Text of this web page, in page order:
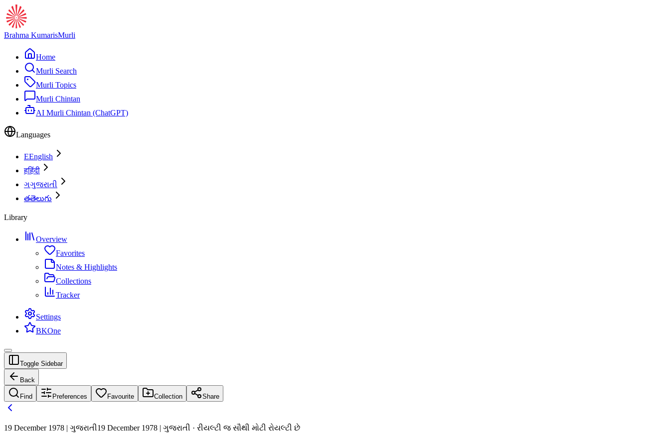
Brahma KumarisMurli
Home
Murli Search
Murli Topics
Murli Chintan
AI Murli Chintan (ChatGPT)
Languages
EEnglish
हहिंदी
ગગુજરાતી
తతెలుగు
Library
Overview
Favorites
Notes & Highlights
Collections
Tracker
Settings
BKOne
Toggle Sidebar
Back
Find Preferences Favourite Collection Share
19 December 1978 | ગુજરાતી19 December 1978 | ગુજરાતી · રીયલ્ટી જ સૌથી મોટી રોયલ્ટી છે